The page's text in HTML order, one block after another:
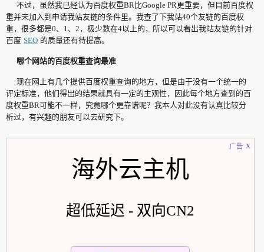
不过，虽然我已经认为百度权重BR比Google PR更重要，但目前百度权
重并未加入到申请我站友链的条件里。我查了下我站40个友链的百度权
重，很多都是0、1、2，极少数在4以上的，所以可以看出我站友链的针对
百度 SEO 的质量还有待提高。
哪个网站的百度权重查询最准
现在网上有几个提供百度权重查询的地方，但是由于没有一个统一的
评定标准，他们得出的结果就具有一定的主观性，因此每个地方查到的百
度权重BR可能不一样，究竟哪个更靠谱呢？我本人对此没有认真比较分
析过，有兴趣的朋友可以去研究下。
广告
海外云主机
超低延迟 - 双向CN2
x